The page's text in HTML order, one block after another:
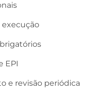
execução
EPI
e revisão periódica